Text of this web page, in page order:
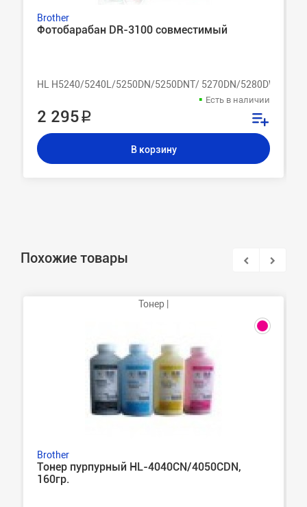
Brother
Фотобарабан DR-3100 cовместимый
HL H5240/5240L/5250DN/5250DNT/ 5270DN/5280DW/
Есть в наличии
2 295 ₽
В корзину
Похожие товары
Тонер |
Brother
Тонер пурпурный HL-4040CN/4050CDN,
160гр.